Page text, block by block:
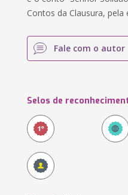
Contos da Clausura, pela
Fale com o autor
Selos de